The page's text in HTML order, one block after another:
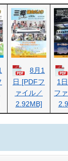
8月1
日 [PDFフ
ァイル／
2.92MB]
1
フ